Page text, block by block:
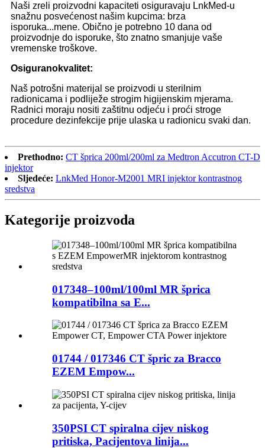
Naši zreli proizvodni kapaciteti osiguravaju LnkMed-u
snažnu posvećenost našim kupcima: brza
isporuka...mene. Obično je potrebno 10 dana od
proizvodnje do isporuke, što znatno smanjuje vaše
vremenske troškove.
Osiguranokvalitet:
Naš potrošni materijal se proizvodi u sterilnim
radionicama i podliježe strogim higijenskim mjerama.
Radnici moraju nositi zaštitnu odjeću i proći stroge
procedure dezinfekcije prije ulaska u radionicu svaki dan.
Prethodno: CT šprica 200ml/200ml za Medtron Accutron CT-D
injektor
Sljedeće: LnkMed Honor-M2001 MRI injektor kontrastnog
sredstva
Kategorije proizvoda
017348–100ml/100ml MR šprica
kompatibilna sa E...
01744 / 017346 CT špric za Bracco
EZEM Empow...
350PSI CT spiralna cijev niskog
pritiska, Pacijentova linija...